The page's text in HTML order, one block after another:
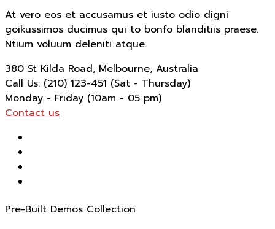
At vero eos et accusamus et iusto odio digni
goikussimos ducimus qui to bonfo blanditiis praese.
Ntium voluum deleniti atque.
380 St Kilda Road, Melbourne, Australia
Call Us: (210) 123-451 (Sat - Thursday)
Monday - Friday (10am - 05 pm)
Contact us
Pre-Built Demos Collection